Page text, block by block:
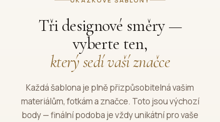
Tři designové směry —
vyberte ten,
který sedí vaší značce
Každá šablona je plně přizpůsobitelná vašim
materiálům, fotkám a značce. Toto jsou výchozí
body — finální podoba je vždy unikátní pro vaše